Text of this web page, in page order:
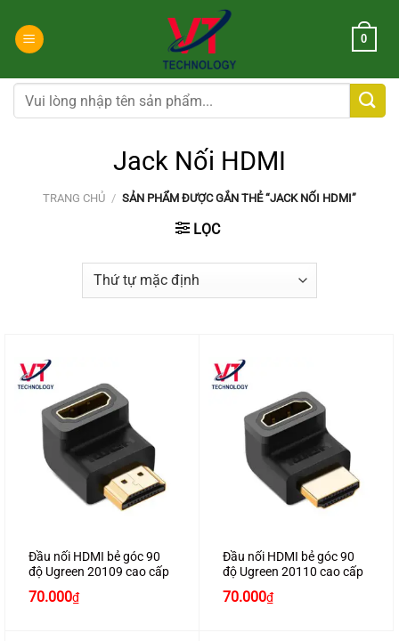
đến
dung
0
Tìm
kiếm:
Jack Nối HDMI
TRANG CHỦ / SẢN PHẨM ĐƯỢC GẮN THẺ “JACK NỐI HDMI”
LỌC
Đầu nối HDMI bẻ góc 90
độ Ugreen 20109 cao cấp
70.000₫
Đầu nối HDMI bẻ góc 90
độ Ugreen 20110 cao cấp
70.000₫